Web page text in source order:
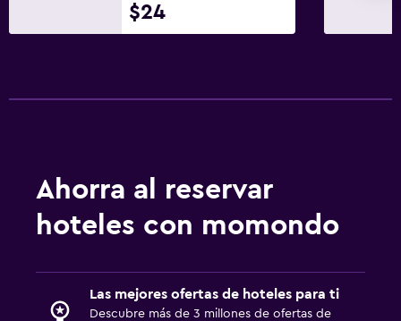
$24
Ahorra al reservar
hoteles con momondo
Las mejores ofertas de hoteles para ti
Descubre más de 3 millones de ofertas de